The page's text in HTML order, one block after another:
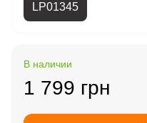
LP01345
В наличии
1 799 грн